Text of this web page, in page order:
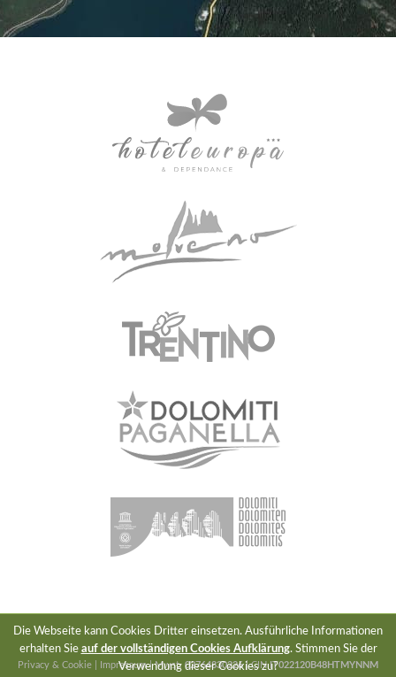
Privacy & Cookie Impressum| Mwst. 02764830226| CIN IT022120B48HTMYNNM
Die Webseite kann Cookies Dritter einsetzen. Ausführliche Informationen
erhalten Sie auf der vollständigen Cookies Aufklärung. Stimmen Sie der
Verwendung dieser Cookies zu?